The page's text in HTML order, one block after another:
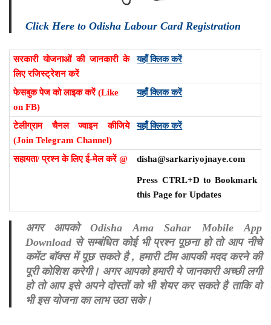
Click Here to Odisha Labour Card Registration
सरकारी योजनाओं की जानकारी के
लिए रजिस्ट्रेशन करें
यहाँ क्लिक करें
फेसबुक पेज को लाइक करें (Like
on FB)
यहाँ क्लिक करें
टेलीग्राम चैनल ज्वाइन कीजिये
(Join Telegram Channel)
यहाँ क्लिक करें
सहायता/ प्रश्न के लिए ई-मेल करें @ disha@sarkariyojnaye.com
Press CTRL+D to Bookmark
this Page for Updates
अगर आपको Odisha Ama Sahar Mobile App
Download से सम्बंधित कोई भी प्रश्न पूछना हो तो आप नीचे
कमेंट बॉक्स में पूछ सकते है , हमारी टीम आपकी मदद करने की
पूरी कोशिश करेगी। अगर आपको हमारी ये जानकारी अच्छी लगी
हो तो आप इसे अपने दोस्तों को भी शेयर कर सकते है ताकि वो
भी इस योजना का लाभ उठा सके।